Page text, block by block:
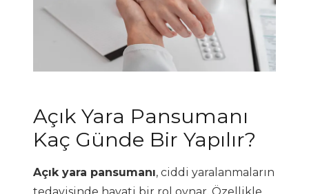
Açık Yara Pansumanı
Kaç Günde Bir Yapılır?
Açık yara pansumanı, ciddi yaralanmaların